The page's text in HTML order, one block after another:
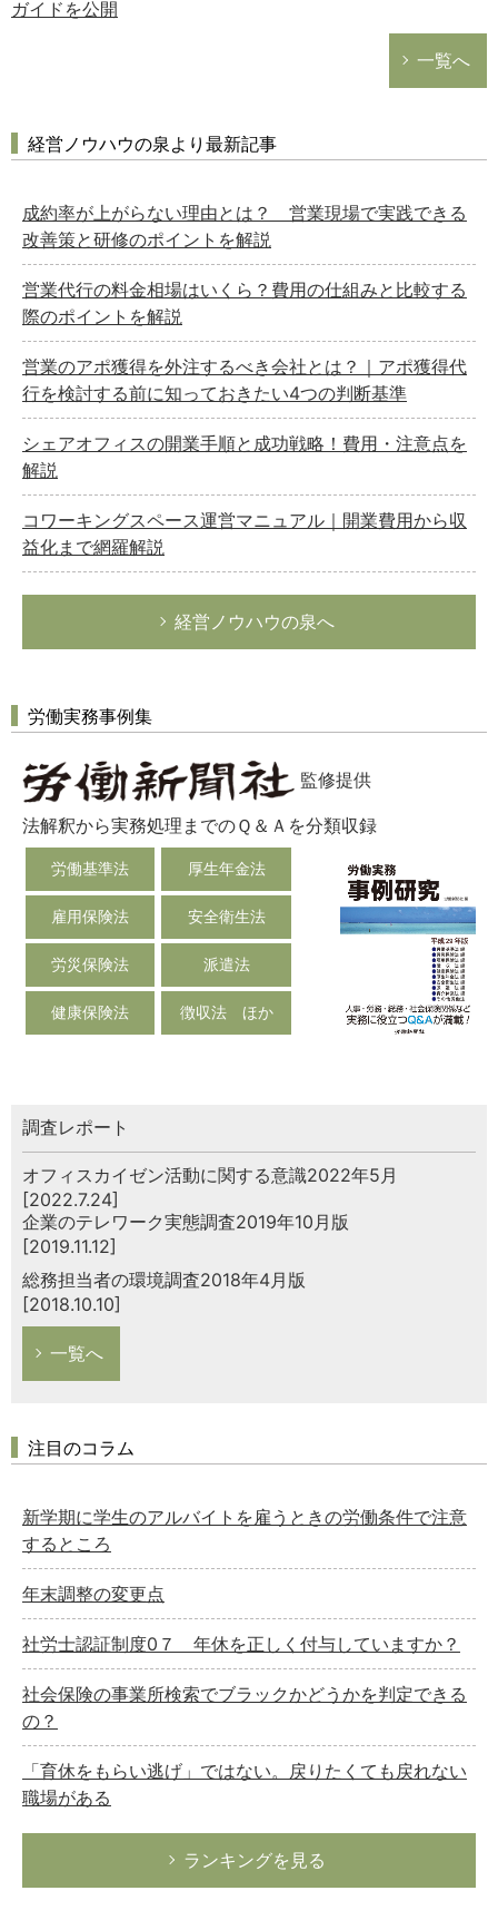
ガイドを公開
一覧へ
経営ノウハウの泉より最新記事
成約率が上がらない理由とは？ 営業現場で実践できる
改善策と研修のポイントを解説
営業代行の料金相場はいくら？費用の仕組みと比較する
際のポイントを解説
営業のアポ獲得を外注するべき会社とは？｜アポ獲得代
行を検討する前に知っておきたい4つの判断基準
シェアオフィスの開業手順と成功戦略！費用・注意点を
解説
コワーキングスペース運営マニュアル｜開業費用から収
益化まで網羅解説
経営ノウハウの泉へ
労働実務事例集
監修提供
法解釈から実務処理までのＱ＆Ａを分類収録
労働基準法 厚生年金法
雇用保険法 安全衛生法
労災保険法 派遣法
健康保険法 徴収法 ほか
調査レポート
オフィスカイゼン活動に関する意識2022年5月
[2022.7.24]
企業のテレワーク実態調査2019年10月版
[2019.11.12]
総務担当者の環境調査2018年4月版
[2018.10.10]
一覧へ
注目のコラム
新学期に学生のアルバイトを雇うときの労働条件で注意
するところ
年末調整の変更点
社労士認証制度0７ 年休を正しく付与していますか？
社会保険の事業所検索でブラックかどうかを判定できる
の？
「育休をもらい逃げ」ではない。戻りたくても戻れない
職場がある
ランキングを見る